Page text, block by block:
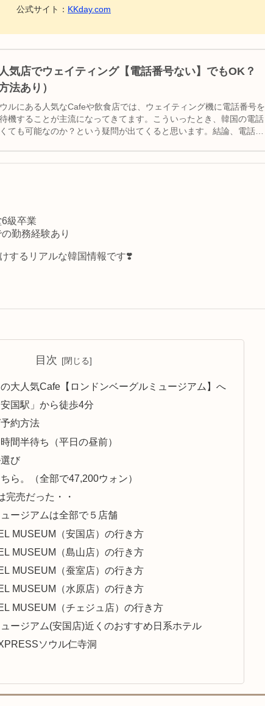
公式サイト： KKday.com
気店でウェイティング【電話番号ない】でもOK？
法あり）
ルにある人気なCafeや飲食店では、ウェイティング機に電話番号を
機することが主流になってきてます。こういったとき、韓国の電話
ても可能なのか？という疑問が出てくると思います。結論、電話番
級卒業
勤務経験あり
するリアルな韓国情報です❣️
目次
大人気Cafe【ロンドンベーグルミュージアム】へ
国駅」から徒歩4分
約方法
間半待ち（平日の昼前）
び
ら。（全部で47,200ウォン）
完売だった・・
ージアムは全部で５店舗
MUSEUM（安国店）の行き方
MUSEUM（島山店）の行き方
MUSEUM（蚕室店）の行き方
MUSEUM（水原店）の行き方
MUSEUM（チェジュ店）の行き方
ージアム(安国店)近くのおすすめ日系ホテル
ソウル仁寺洞